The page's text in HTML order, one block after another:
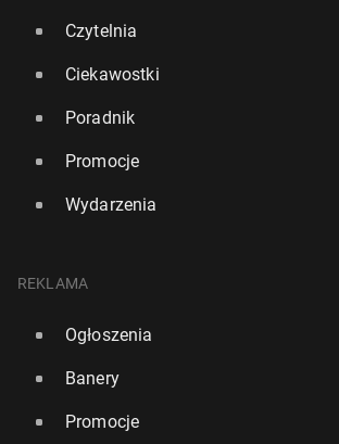
Czytelnia
Ciekawostki
Poradnik
Promocje
Wydarzenia
REKLAMA
Ogłoszenia
Banery
Promocje